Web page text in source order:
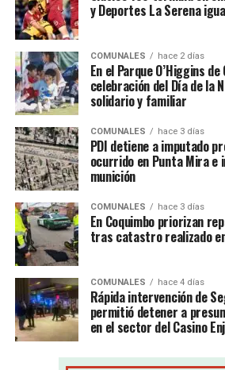
y Deportes La Serena
COMUNALES hace 2 días
En el Parque O’Higgins
celebración del Día de la
solidario y familiar
COMUNALES hace 3 días
PDI detiene a imputado
ocurrido en Punta Mira e
munición
COMUNALES hace 3 días
En Coquimbo priorizan
tras catastro realizado
COMUNALES hace 4 días
Rápida intervención de
permitió detener a
en el sector del Casino